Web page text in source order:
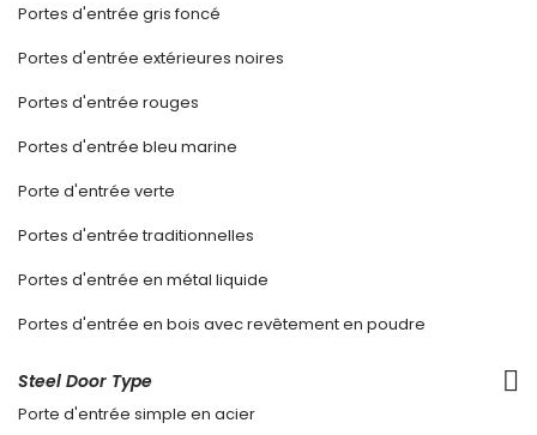
Portes d'entrée gris foncé
Portes d'entrée extérieures noires
Portes d'entrée rouges
Portes d'entrée bleu marine
Porte d'entrée verte
Portes d'entrée traditionnelles
Portes d'entrée en métal liquide
Portes d'entrée en bois avec revêtement en poudre
Steel Door Type
Porte d'entrée simple en acier